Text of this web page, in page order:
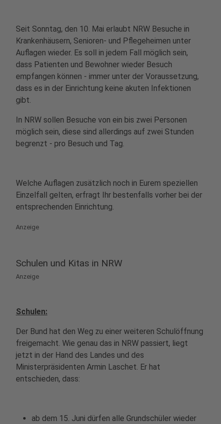
Seit Sonntag, den 10. Mai erlaubt NRW Besuche in
Krankenhäusern, Senioren- und Pflegeheimen unter
Auflagen wieder. Es soll in jedem Fall möglich sein,
dass Patienten und Bewohner wieder Besuch
empfangen können - immer unter der Voraussetzung,
dass es in der Einrichtung keine akuten Infektionen
gibt.
In NRW sollen Besuche von ein bis zwei Personen
möglich sein, diese sind allerdings auf zwei Stunden
begrenzt - pro Besuch und Tag.
Welche Auflagen zusätzlich noch in Eurem speziellen
Einzelfall gelten, erfragt Ihr bestenfalls vorher bei der
entsprechenden Einrichtung.
Anzeige
Schulen und Kitas in NRW
Anzeige
Schulen:
Der Bund hat den Weg zu einer weiteren Schulöffnung
freigemacht. Wie genau das in NRW passiert, liegt
jetzt in der Hand des Landes und des
Ministerpräsidenten Armin Laschet. Er hat
entschieden, dass:
ab dem 15. Juni dürfen alle Grundschüler wieder